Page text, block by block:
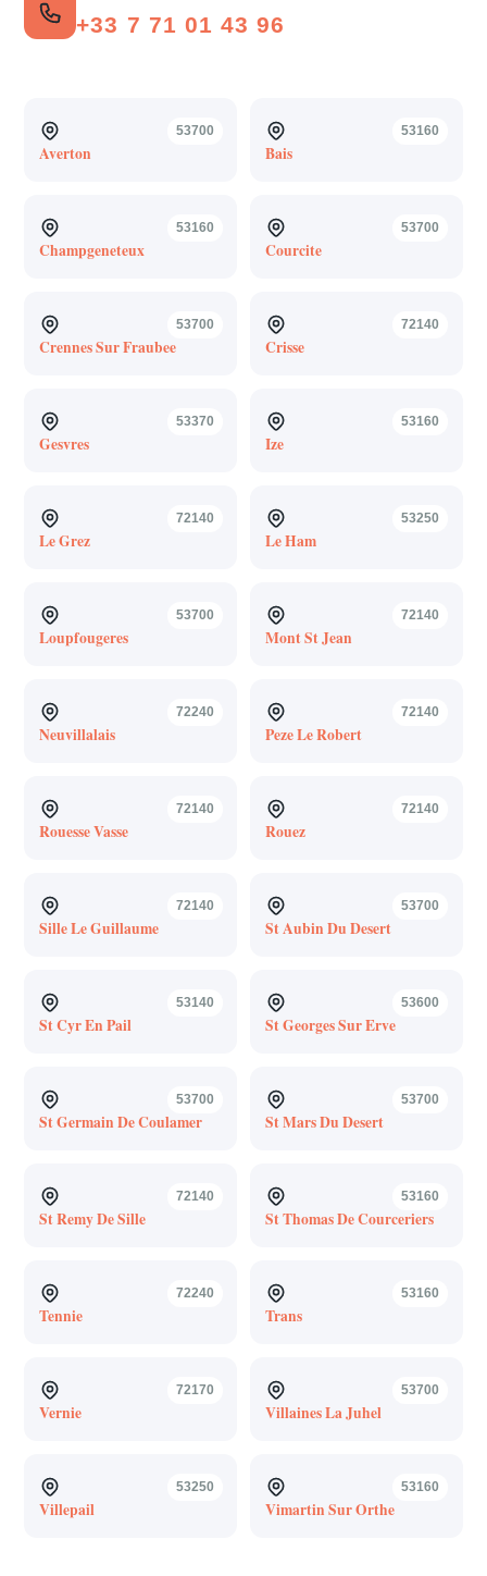
+33 7 71 01 43 96
53700
Averton
53160
Bais
53160
Champgeneteux
53700
Courcite
53700
Crennes Sur Fraubee
72140
Crisse
53370
Gesvres
53160
Ize
72140
Le Grez
53250
Le Ham
53700
Loupfougeres
72140
Mont St Jean
72240
Neuvillalais
72140
Peze Le Robert
72140
Rouesse Vasse
72140
Rouez
72140
Sille Le Guillaume
53700
St Aubin Du Desert
53140
St Cyr En Pail
53600
St Georges Sur Erve
53700
St Germain De Coulamer
53700
St Mars Du Desert
72140
St Remy De Sille
53160
St Thomas De Courceriers
72240
Tennie
53160
Trans
72170
Vernie
53700
Villaines La Juhel
53250
Villepail
53160
Vimartin Sur Orthe